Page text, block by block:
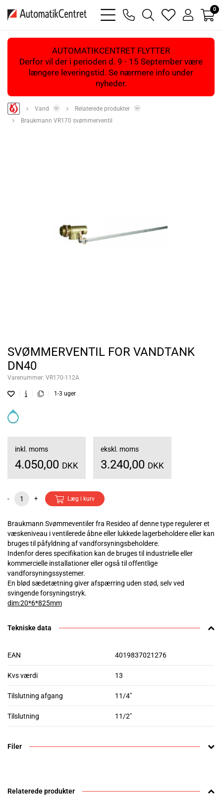
bars
light
phone
magnifying
glass
heart
light
user
light
0
AUTOMATIKCENTRET FLYTTER
Derfor vil der i perioden d. 9 - 15 September være
længere leveringstid. Se nærmere info under
nyheder.
Vand
Relaterede produkter
Braukmann VR170 svømmerventil
SVØMMERVENTIL FOR VANDTANK
DN40
Varenummer: VR170-112A
1-3 uger
inkl. moms
4.050,00 DKK
ekskl. moms
3.240,00 DKK
- + Læg i kurv
Braukmann Svømmeventiler fra Resideo af denne type regulerer et
væskeniveau i ventilerede åbne eller lukkede lagerbeholdere eller kan
bruges til påfyldning af vandforsyningsbeholdere.
Indenfor deres specifikation kan de bruges til industrielle eller
kommercielle installationer eller også til offentlige
vandforsyningssystemer.
En blød sædetætning giver afspærring uden stød, selv ved
svingende forsyningstryk.
dim:20*6*825mm
Tekniske data
EAN 4019837021276
Kvs værdi 13
Tilslutning afgang 11/4"
Tilslutning 11/2"
Filer
Relaterede produkter